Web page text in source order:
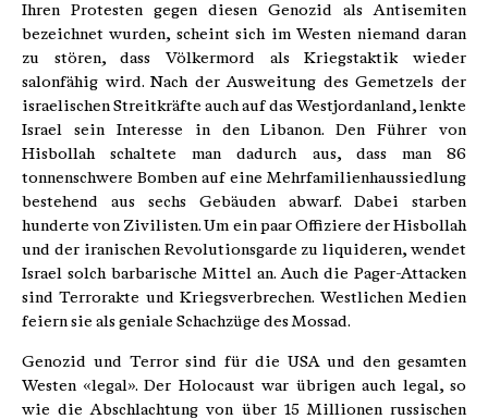
Ihren Protesten gegen diesen Genozid als Antisemiten
bezeichnet wurden, scheint sich im Westen niemand daran
zu stören, dass Völkermord als Kriegstaktik wieder
salonfähig wird. Nach der Ausweitung des Gemetzels der
israelischen Streitkräfte auch auf das Westjordanland, lenkte
Israel sein Interesse in den Libanon. Den Führer von
Hisbollah schaltete man dadurch aus, dass man 86
tonnenschwere Bomben auf eine Mehrfamilienhaussiedlung
bestehend aus sechs Gebäuden abwarf. Dabei starben
hunderte von Zivilisten. Um ein paar Offiziere der Hisbollah
und der iranischen Revolutionsgarde zu liquideren, wendet
Israel solch barbarische Mittel an. Auch die Pager-Attacken
sind Terrorakte und Kriegsverbrechen. Westlichen Medien
feiern sie als geniale Schachzüge des Mossad.
Genozid und Terror sind für die USA und den gesamten
Westen «legal». Der Holocaust war übrigen auch legal, so
wie die Abschlachtung von über 15 Millionen russischen